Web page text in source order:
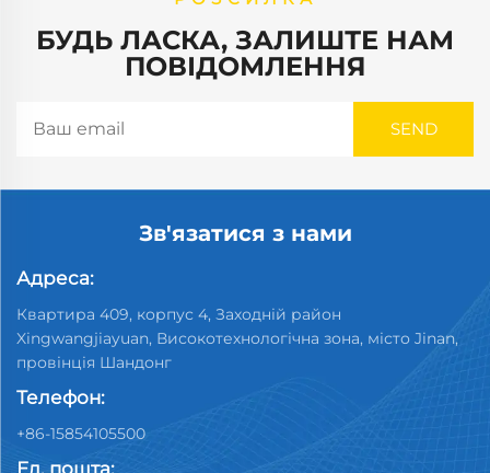
БУДЬ ЛАСКА, ЗАЛИШТЕ НАМ
ПОВІДОМЛЕННЯ
Зв'язатися з нами
Адреса:
Квартира 409, корпус 4, Заходній район
Xingwangjiayuan, Високотехнологічна зона, місто Jinan,
провінція Шандонг
Телефон:
+86-15854105500
Ел. пошта: